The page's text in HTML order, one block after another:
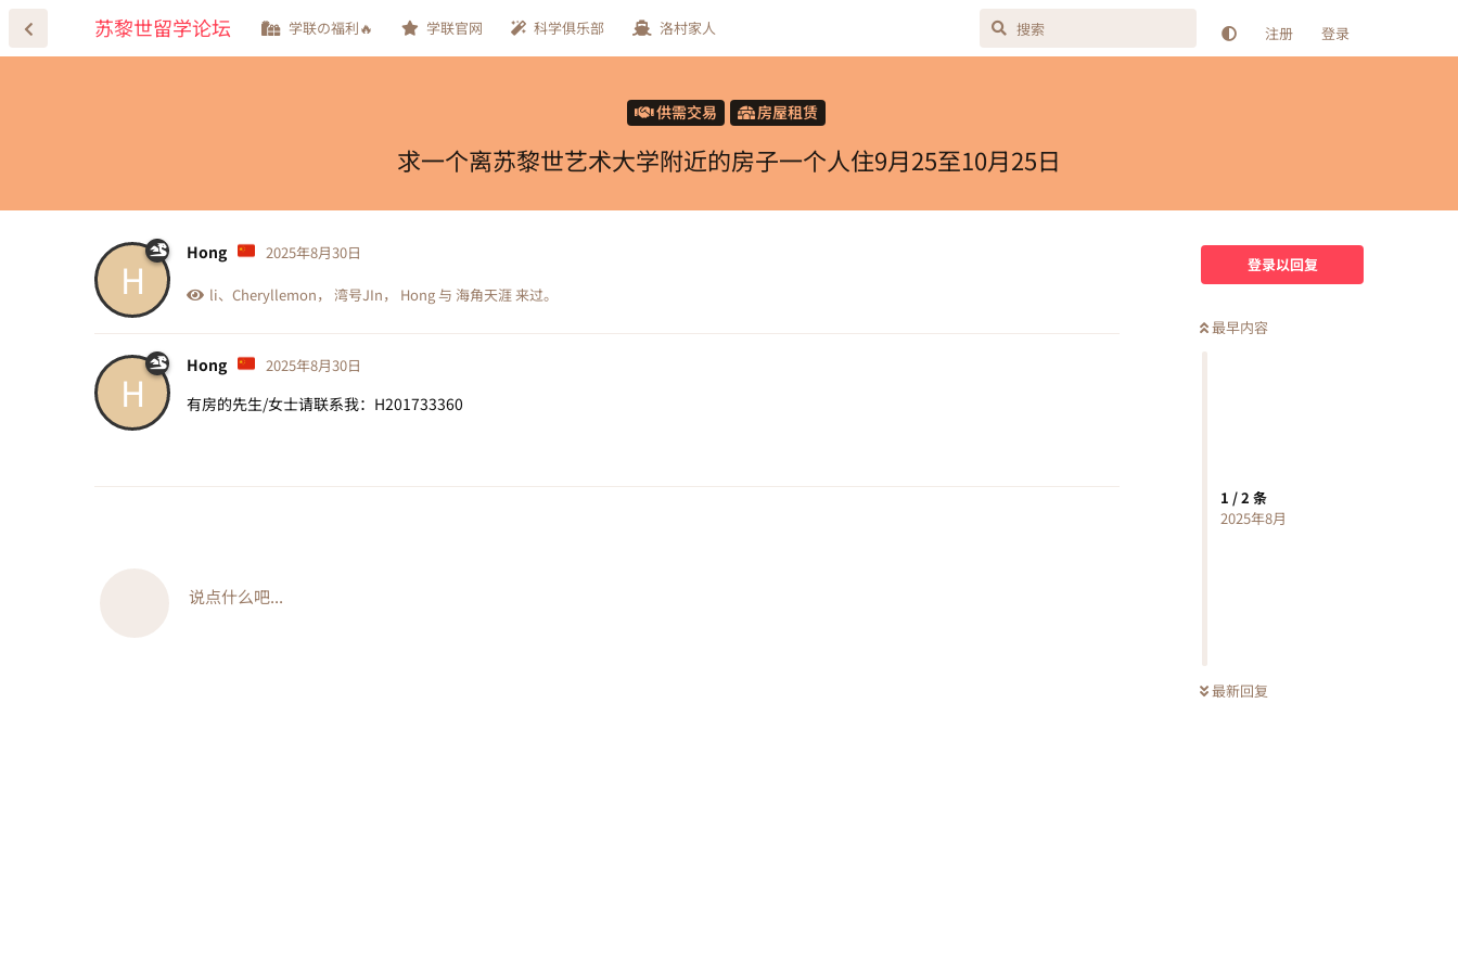
苏黎世留学论坛 学联の福利🔥 学联官网 科学俱乐部 洛村家人 注册 登录
供需交易 房屋租赁
求一个离苏黎世艺术大学附近的房子一个人住9月25至10月25日
登录以回复
最早内容
1 /2 条
2025年8月
最新回复
H
Hong
2025年8月30日
li、 Cheryllemon， 湾号JIn， Hong与 海角天涯来过。
H
Hong 2025年8月30日
有房的先生/女士请联系我：H201733360
说点什么吧...